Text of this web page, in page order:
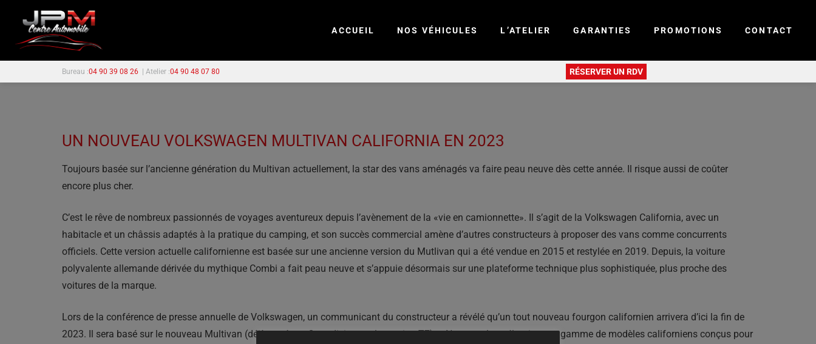
ACCUEIL NOS VÉHICULES L’ATELIER GARANTIES PROMOTIONS CONTACT
Bureau :04 90 39 08 26 | Atelier :04 90 48 07 80 RÉSERVER UN RDV
UN NOUVEAU VOLKSWAGEN MULTIVAN CALIFORNIA EN 2023
Toujours basée sur l’ancienne génération du Multivan actuellement, la star des vans aménagés va faire peau neuve dès cette année. Il risque aussi de coûter
encore plus cher.
C’est le rêve de nombreux passionnés de voyages aventureux depuis l’avènement de la «vie en camionnette». Il s’agit de la Volkswagen California, avec un
habitacle et un châssis adaptés à la pratique du camping, et son succès commercial amène d’autres constructeurs à proposer des vans comme concurrents
officiels. Cette version actuelle californienne est basée sur une ancienne version du Mutlivan qui a été vendue en 2015 et restylée en 2019. Depuis, la voiture
polyvalente allemande dérivée du mythique Combi a fait peau neuve et s’appuie désormais sur une plateforme technique plus sophistiquée, plus proche des
voitures de la marque.
Lors de la conférence de presse annuelle de Volkswagen, un communicant du constructeur a révélé qu’un tout nouveau fourgon californien arrivera d’ici la fin de
2023. Il sera basé sur le nouveau Multivan (déjà testé par Carradisiac sur la version T7). « Nous voulons élargir notre gamme de modèles californiens conçus pour